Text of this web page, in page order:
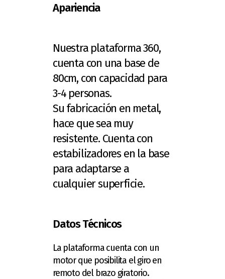
Apariencia
Nuestra plataforma 360,
cuenta con una base de
80cm, con capacidad para
3-4 personas.
Su fabricación en metal,
hace que sea muy
resistente. Cuenta con
estabilizadores en la base
para adaptarse a
cualquier superficie.
Datos Técnicos
La plataforma cuenta con un
motor que posibilita el giro en
remoto del brazo giratorio.